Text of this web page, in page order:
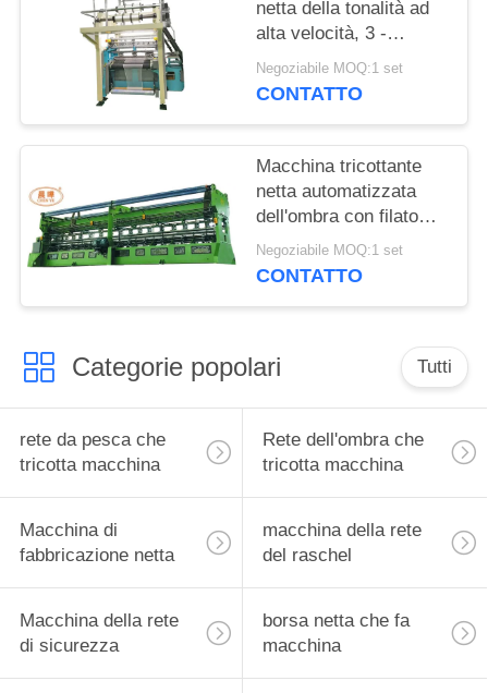
netta della tonalità ad
alta velocità, 3 -
macchina di
fabbricazione netta
Negoziabile MOQ:1 set
CONTATTO
Macchina tricottante
netta automatizzata
dell'ombra con filato
negativo lasciato fuori
dal sistema
Negoziabile MOQ:1 set
CONTATTO
Categorie popolari Tutti
rete da pesca che
tricotta macchina
Rete dell'ombra che
tricotta macchina
Macchina di
fabbricazione netta
macchina della rete
del raschel
Macchina della rete
di sicurezza
borsa netta che fa
macchina